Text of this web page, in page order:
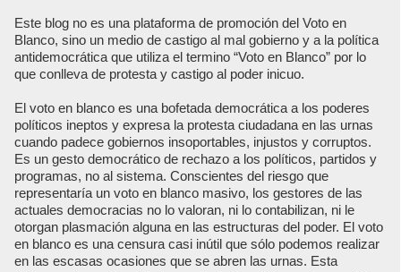
Este blog no es una plataforma de promoción del Voto en
Blanco, sino un medio de castigo al mal gobierno y a la política
antidemocrática que utiliza el termino “Voto en Blanco” por lo
que conlleva de protesta y castigo al poder inicuo.
El voto en blanco es una bofetada democrática a los poderes
políticos ineptos y expresa la protesta ciudadana en las urnas
cuando padece gobiernos insoportables, injustos y corruptos.
Es un gesto democrático de rechazo a los políticos, partidos y
programas, no al sistema. Conscientes del riesgo que
representaría un voto en blanco masivo, los gestores de las
actuales democracias no lo valoran, ni lo contabilizan, ni le
otorgan plasmación alguna en las estructuras del poder. El voto
en blanco es una censura casi inútil que sólo podemos realizar
en las escasas ocasiones que se abren las urnas. Esta